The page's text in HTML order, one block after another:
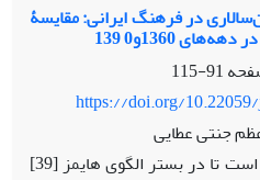
در فرهنگ ایرانی: مقایسۀ
1360و0 139
91-115
https://doi.org/
جنتی عطایی
پژوهش پیش‏رو بر آن است تا در بستر الگوی هایمز [39]